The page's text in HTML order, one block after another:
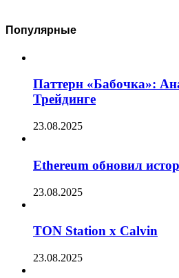
Популярные
Паттерн «Бабочка»:
Трейдинге
23.08.2025
Ethereum обновил
23.08.2025
TON Station x Calvin
23.08.2025